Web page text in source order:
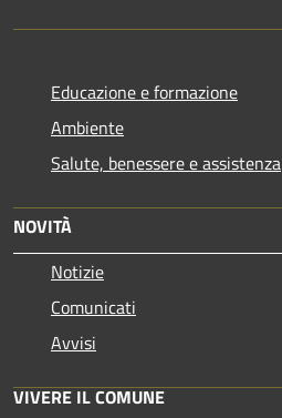
Educazione e formazione
Ambiente
Salute, benessere e assistenza
NOVITÀ
Notizie
Comunicati
Avvisi
VIVERE IL COMUNE